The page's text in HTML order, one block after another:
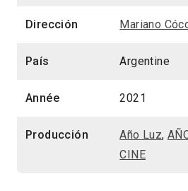
Dirección Mariano
País Argentine
Année 2021
Producción Año Luz,
CINE